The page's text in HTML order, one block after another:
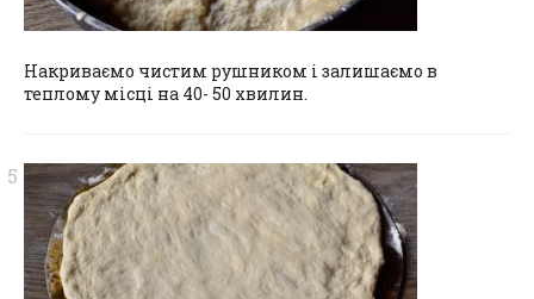
Накриваємо чистим рушником і залишаємо в
теплому місці на 40- 50 хвилин.